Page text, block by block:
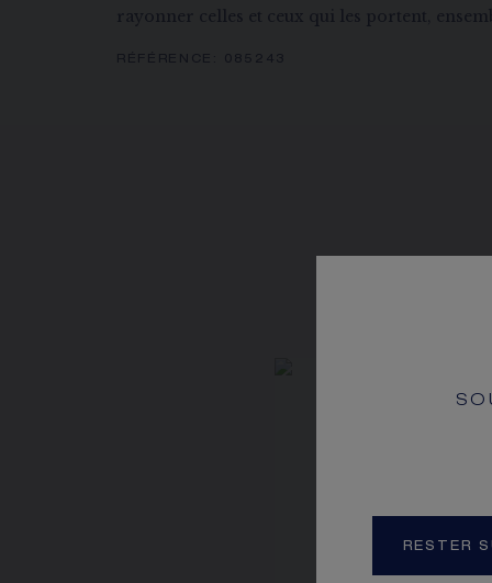
RESTER
rayonner celles et ceux qui les portent,
RÉFÉRENCE: 085243